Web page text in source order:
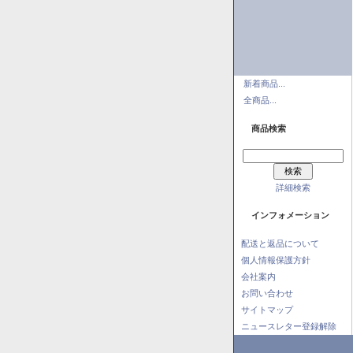
新着商品...
全商品...
商品検索
詳細検索
インフォメーション
配送と返品について
個人情報保護方針
会社案内
お問い合わせ
サイトマップ
ニュースレター登録解除